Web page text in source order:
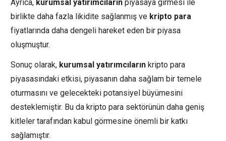
Ayrıca, kurumsal yatırımcıların piyasaya girmesi ile
birlikte daha fazla likidite sağlanmış ve kripto para
fiyatlarında daha dengeli hareket eden bir piyasa
oluşmuştur.
Sonuç olarak, kurumsal yatırımcıların kripto para
piyasasındaki etkisi, piyasanın daha sağlam bir temele
oturmasını ve gelecekteki potansiyel büyümesini
desteklemiştir. Bu da kripto para sektörünün daha geniş
kitleler tarafından kabul görmesine önemli bir katkı
sağlamıştır.